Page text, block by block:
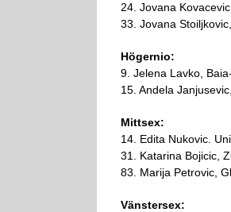
24. Jovana
33. Jovana
Högernio:
9. Jelena Lavko,
15. Andela
Mittsex:
14. Edita Nukovic.
31. Katarina Bojicic,
83. Marija Petrovic,
Vänstersex: